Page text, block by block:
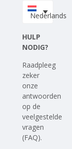
Upload je
Nederlands
HULP
NODIG?
Raadpleeg
zeker
onze
antwoorden
op de
veelgestelde
vragen
(FAQ).